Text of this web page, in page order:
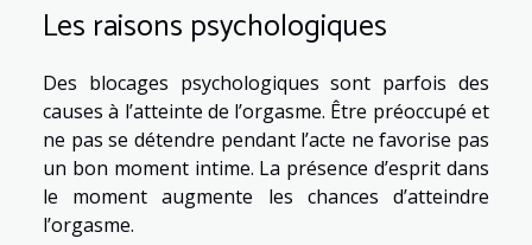
Les raisons psychologiques
Des blocages psychologiques sont parfois des
causes à l’atteinte de l’orgasme. Être préoccupé et
ne pas se détendre pendant l’acte ne favorise pas
un bon moment intime. La présence d’esprit dans
le moment augmente les chances d’atteindre
l’orgasme.